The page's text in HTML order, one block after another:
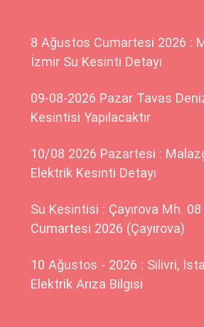
8 Ağustos Cumartesi 2026 :
İzmir Su Kesinti Detayı
09-08-2026 Pazar Tavas
Kesintisi Yapılacaktır
10/08 2026 Pazartesi :
Elektrik Kesinti Detayı
Su Kesintisi : Çayırova Mh.
Cumartesi 2026 (Çayırova)
10 Ağustos - 2026 : Silivri,
Elektrik Arıza Bilgisi